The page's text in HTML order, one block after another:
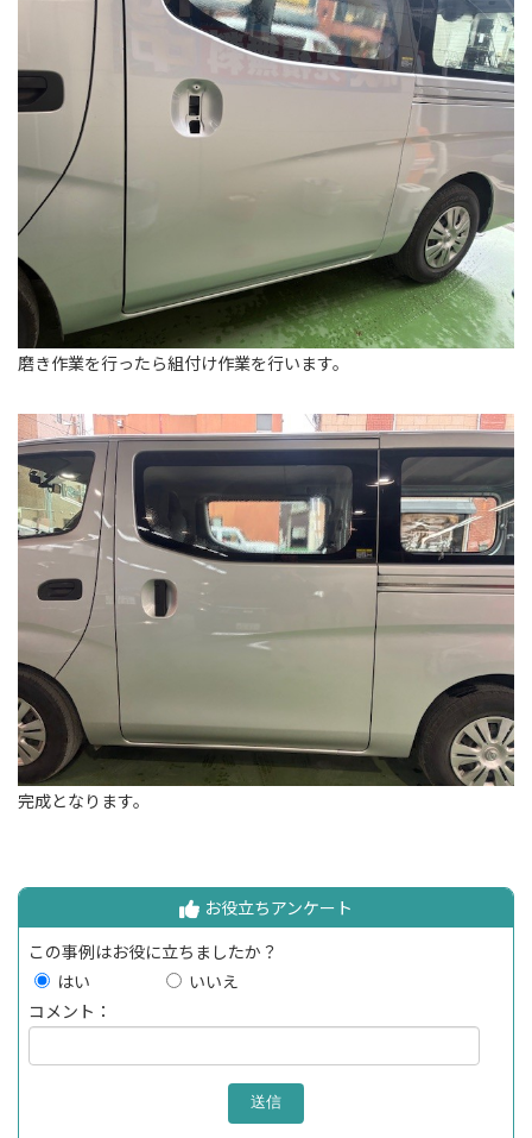
磨き作業を行ったら組付け作業を行います。
完成となります。
お役立ちアンケート
この事例はお役に立ちましたか？
はい
いいえ
コメント：